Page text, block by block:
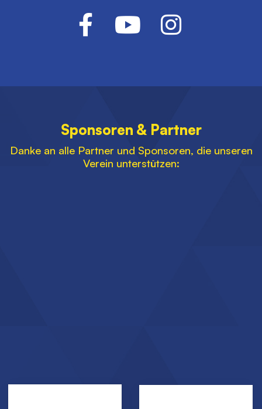
Sponsoren & Partner
Danke an alle Partner und Sponsoren, die unseren
Verein unterstützen: